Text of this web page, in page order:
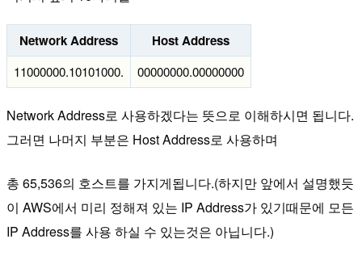
Network Address Host Address
11000000.10101000. 00000000.00000000
Network Address로 사용하겠다는 뜻으로 이해하시면 됩니다.
그러면 나머지 부분은 Host Address로 사용하며
총 65,536의 호스트를 가지게됩니다.(하지만 앞에서 설명했듯
이 AWS에서 미리 정해져 있는 IP Address가 있기때문에 모든
IP Address를 사용 하실 수 있는것은 아닙니다.)